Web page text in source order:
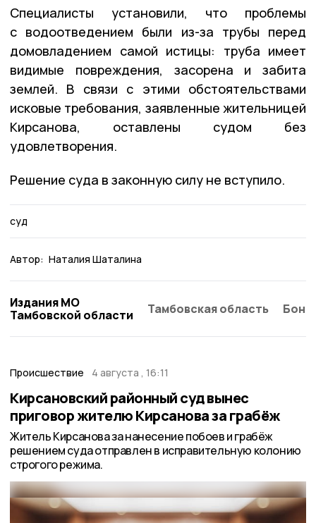
Специалисты установили, что проблемы
с водоотведением были из-за трубы перед
домовладением самой истицы: труба имеет
видимые повреждения, засорена и забита
землей. В связи с этими обстоятельствами
исковые требования, заявленные жительницей
Кирсанова, оставлены судом без
удовлетворения.
Решение суда в законную силу не вступило.
суд
Автор: Наталия Шаталина
Издания МО
Тамбовской области
Тамбовская область
Происшествие 4 августа , 16:11
Кирсановский районный суд вынес
приговор жителю Кирсанова за грабёж
Житель Кирсанова за нанесение побоев и грабёж
решением суда отправлен в исправительную колонию
строгого режима.